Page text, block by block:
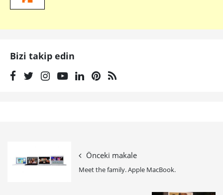
Bizi takip edin
Önceki makale
Meet the family. Apple MacBook.